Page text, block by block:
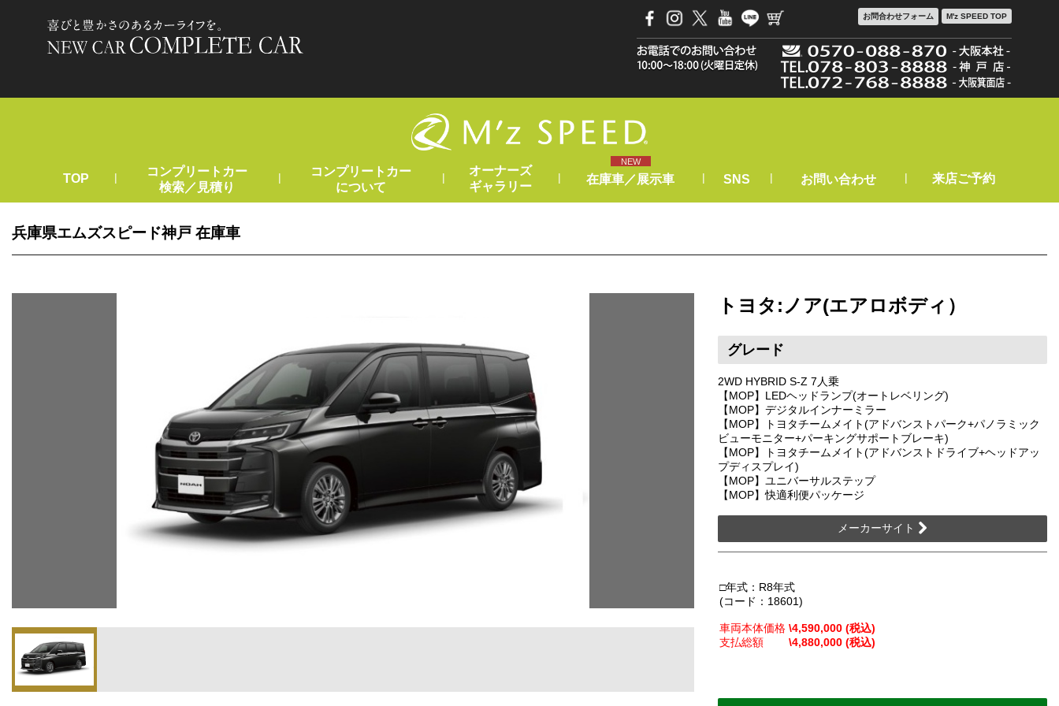
お問合わせフォーム M'z SPEED TOP
TOP |
コンプリートカー
検索／見積り
|
コンプリートカー
について
|
オーナーズ
ギャラリー
|
NEW
在庫車／展示車 | SNS | お問い合わせ | 来店ご予約
兵庫県エムズスピード神戸 在庫車
トヨタ:ノア(エアロボディ）
グレード
2WD HYBRID S-Z 7人乗
【MOP】LEDヘッドランプ(オートレベリング)
【MOP】デジタルインナーミラー
【MOP】トヨタチームメイト(アドバンストパーク+パノラミック
ビューモニター+パーキングサポートブレーキ)
【MOP】トヨタチームメイト(アドバンストドライブ+ヘッドアッ
プディスプレイ)
【MOP】ユニバーサルステップ
【MOP】快適利便パッケージ
メーカーサイト
□年式：R8年式
(コード：18601)
車両本体価格 \4,590,000 (税込)
支払総額 \4,880,000 (税込)